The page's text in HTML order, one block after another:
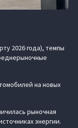
2026 года), темпы
на новых
рыночная
энергии.